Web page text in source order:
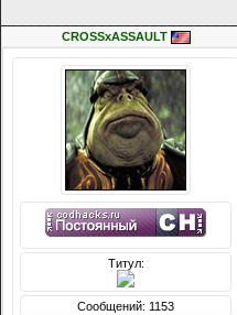
CROSSxASSAULT
Титул:
Сообщений: 1153